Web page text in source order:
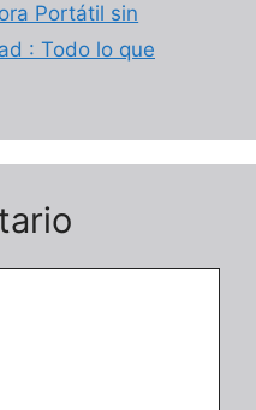
Portátil sin
: Todo lo que